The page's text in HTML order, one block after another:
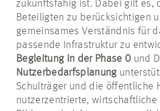
zukunftsfähig ist. Dabei gilt es,
Beteiligten zu berücksichtigen
gemeinsames Verständnis für
passende Infrastruktur zu
Begleitung in der Phase 0 und
Nutzerbedarfsplanung
Schulträger und die öffentliche
nutzerzentrierte,